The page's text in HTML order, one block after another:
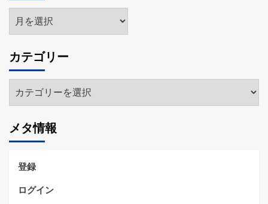
ア
ー
イ
ブ
カテゴリー
テ
リ
ー
メタ情報
登録
ログイン